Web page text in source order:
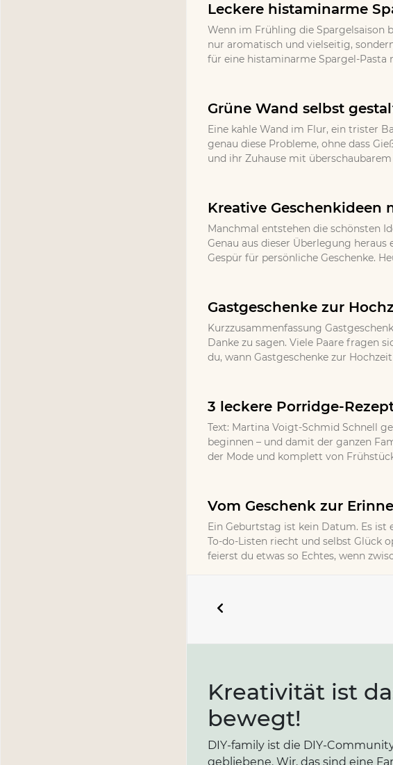
Leckere histaminarme
Wenn im Frühling die Spargelsaison
nur aromatisch und vielseitig,
für eine histaminarme Spargel-
Grüne Wand selbst
Eine kahle Wand im Flur, ein trister
genau diese Probleme, ohne dass
und ihr Zuhause mit
Kreative Geschenkideen
Manchmal entstehen die schönsten
Genau aus dieser Überlegung
Gespür für persönliche Geschenke.
Gastgeschenke zur
Kurzzusammenfassung
Danke zu sagen. Viele Paare fragen
du, wann Gastgeschenke zur
3 leckere Porridge-
Text: Martina Voigt-Schmid Schnell
beginnen – und damit der ganzen
der Mode und komplett von
Vom Geschenk zur
Ein Geburtstag ist kein Datum. Es ist
To-do-Listen riecht und selbst Glück
feierst du etwas so Echtes, wenn
Kreativität ist
bewegt!
DIY-family ist die DIY-
gebliebene. Wir, das sind eine